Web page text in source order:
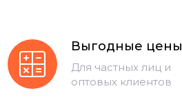
Выгодные цены
Для частных лиц и
оптовых клиентов